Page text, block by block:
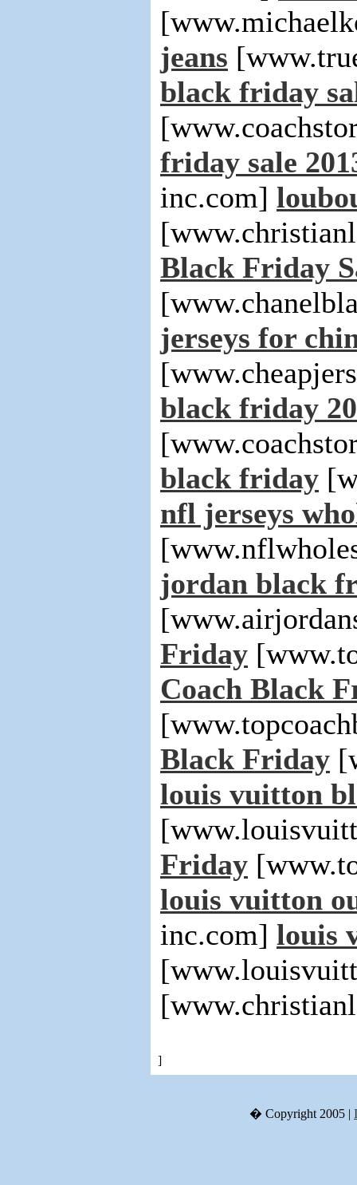
jeans
black friday
friday sale
inc.com]
Black Friday
jerseys for
black friday
black friday
nfl jerseys
jordan black
Friday
Coach Black
Black Friday
louis vuitton
Friday
louis vuitton
inc.com] louis
]
� Copyright 2005 |